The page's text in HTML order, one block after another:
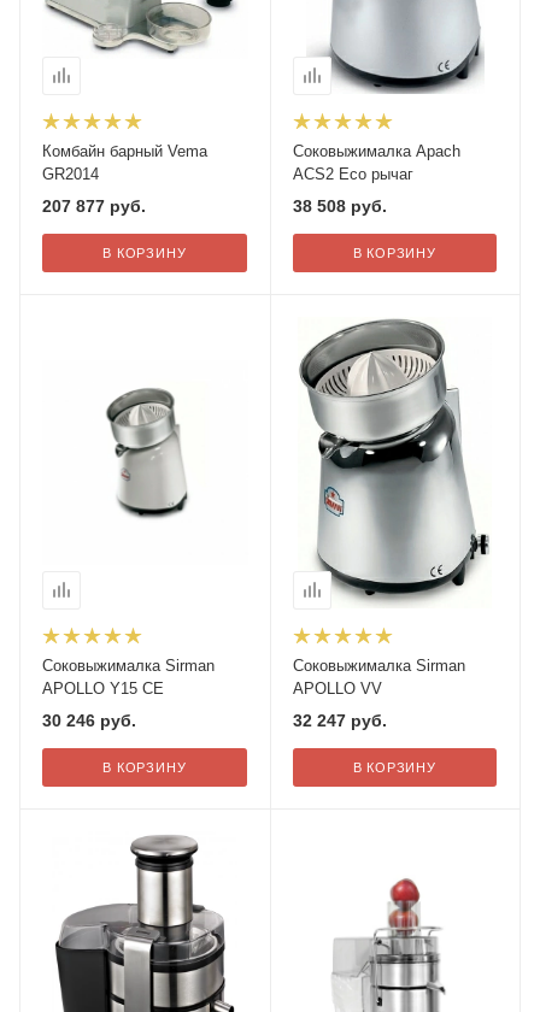
Комбайн барный Vema
GR2014
207 877 руб.
В КОРЗИНУ
Соковыжималка Apach
ACS2 Eco рычаг
38 508руб.
В КОРЗИНУ
Соковыжималка Sirman
APOLLO Y15 CE
30 246 руб.
В КОРЗИНУ
Соковыжималка Sirman
APOLLO VV
32 247руб.
В КОРЗИНУ